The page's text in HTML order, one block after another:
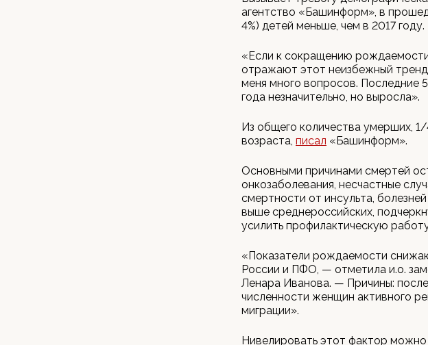
агентство «Башинформ», в
4%) детей меньше, чем в 2017 году.
«Если к сокращению
отражают этот неизбежный
меня много вопросов. Последние
года незначительно, но выросла».
Из общего количества умерших,
возраста, писал «Башинформ».
Основными причинами смертей
онкозаболевания, несчастные
смертности от инсульта,
выше среднероссийских,
усилить профилактическую
«Показатели рождаемости
России и ПФО, — отметила и.о.
Ленара Иванова. — Причины:
численности женщин активного
миграции».
Нивелировать этот фактор